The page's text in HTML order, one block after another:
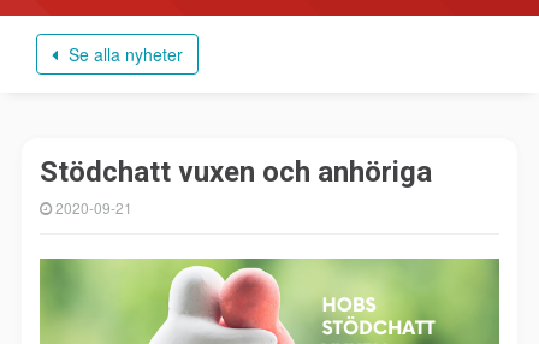
Se alla nyheter
Stödchatt vuxen och anhöriga
2020-09-21